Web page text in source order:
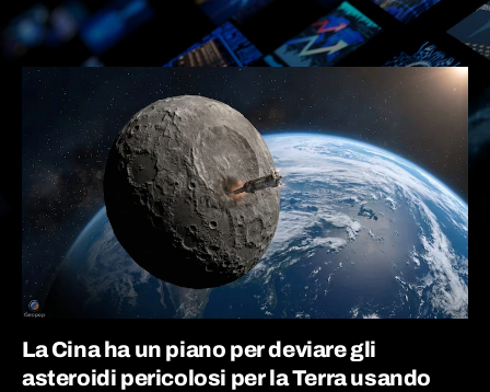
La Cina ha un piano per deviare gli
asteroidi pericolosi per la Terra usando